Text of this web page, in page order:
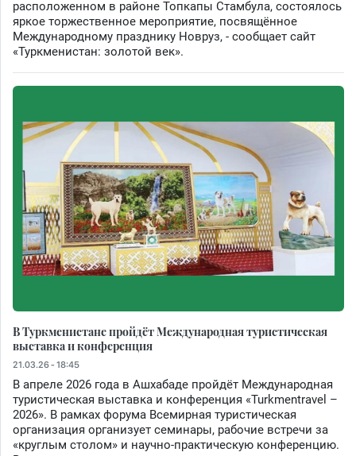
расположенном в районе Топкапы Стамбула, состоялось
яркое торжественное мероприятие, посвящённое
Международному празднику Новруз, - сообщает сайт
«Туркменистан: золотой век».
В Туркменистане пройдёт Международная туристическая
выставка и конференция
21.03.26 - 18:45
В апреле 2026 года в Ашхабаде пройдёт Международная
туристическая выставка и конференция «Turkmentravel –
2026». В рамках форума Всемирная туристическая
организация организует семинары, рабочие встречи за
«круглым столом» и научно-практическую конференцию.